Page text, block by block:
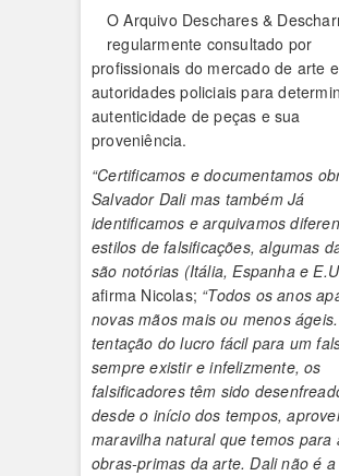
O Arquivo Deschares &
regularmente consultado por
profissionais do mercado de arte
autoridades policiais para
autenticidade de peças e sua
proveniência.
“Certificamos e documentamos
Salvador Dali mas também Já
identificamos e arquivamos
estilos de falsificações, algumas
são notórias (Itália, Espanha e
afirma Nicolas; “Todos os anos
novas mãos mais ou menos
tentação do lucro fácil para um
sempre existir e infelizmente, os
falsificadores têm sido
desde o início dos tempos,
maravilha natural que temos para
obras-primas da arte. Dali não é